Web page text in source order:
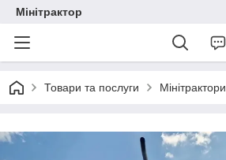
Мінітрактор
Товари та послуги Мінітрактори